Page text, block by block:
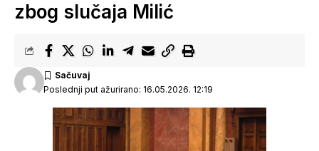
zbog slučaja Milić
Poslednji put ažurirano: 16.05.2026. 12:19